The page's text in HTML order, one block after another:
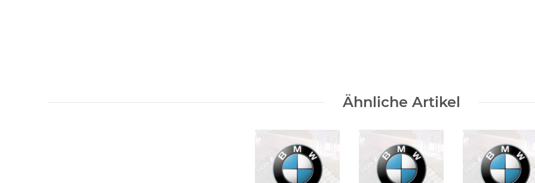
Ähnliche Artikel